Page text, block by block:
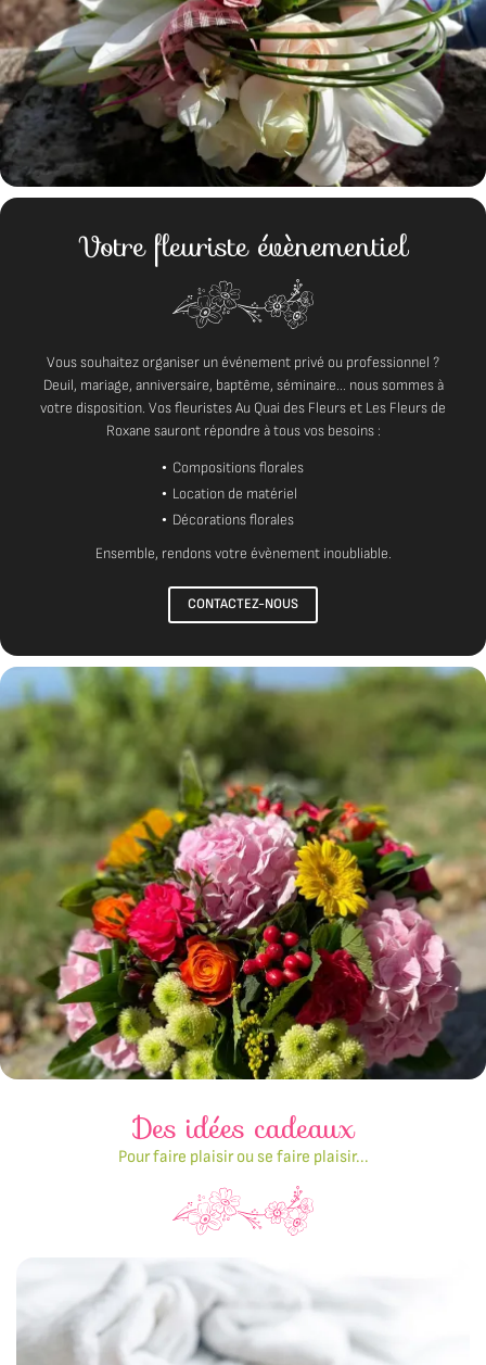
BOUTIQUES
GIEN
SUR LOIRE
CONTACT
EN LIGNE
SESSILE
Votre fleuriste évènementiel
Vous souhaitez organiser un événement privé ou professionnel ?
Deuil, mariage, anniversaire, baptême, séminaire... nous sommes à
votre disposition. Vos fleuristes Au Quai des Fleurs et Les Fleurs de
Roxane sauront répondre à tous vos besoins :
Compositions florales
Location de matériel
Décorations florales
Ensemble, rendons votre évènement inoubliable.
CONTACTEZ-NOUS
Des idées cadeaux
Pour faire plaisir ou se faire plaisir...